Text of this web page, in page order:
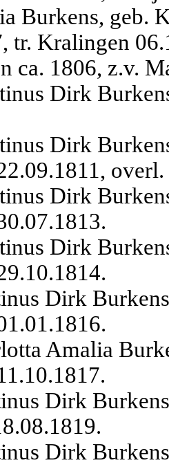
Burkens, geb.
tr. Kralingen
ca. 1806, z.v.
Dirk
Dirk
Dirk
Dirk
Dirk
Amalia
Dirk
Dirk